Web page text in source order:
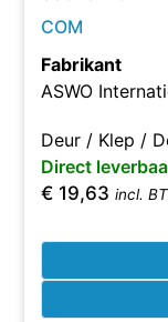
COM
Fabrikant
ASWO
Deur / Klep /
Direct
€ 19,63 incl.